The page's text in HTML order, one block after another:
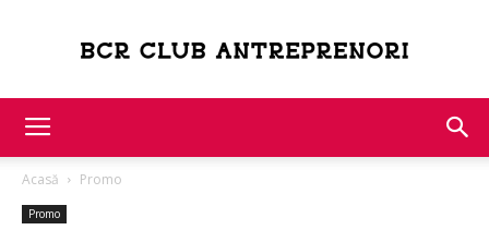
Acasă Promo
Promo